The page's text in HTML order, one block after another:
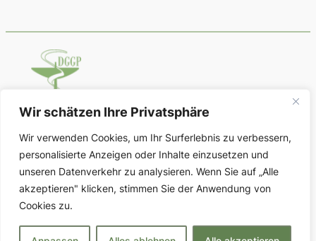
Wir schätzen Ihre Privatsphäre
Wir verwenden Cookies, um Ihr Surferlebnis zu verbessern,
personalisierte Anzeigen oder Inhalte einzusetzen und
unseren Datenverkehr zu analysieren. Wenn Sie auf „Alle
akzeptieren" klicken, stimmen Sie der Anwendung von
Cookies zu.
Deutsche Gesellschaft für Geschichte
der Pharmazie
Über uns
Vorstand
Kontakt
Datenschutz
Datenschutzerklärung
Social